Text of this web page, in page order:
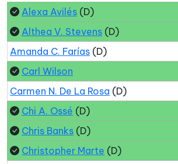
Alexa Avilés (D)
Althea V. Stevens (D)
Amanda C. Farías (D)
Carl Wilson
Carmen N. De La Rosa (D)
Chi A. Ossé (D)
Chris Banks (D)
Christopher Marte (D)